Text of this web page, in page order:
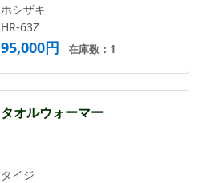
ホシザキ
HR-63Z
95,000円 在庫数：1
タオルウォーマー
タイジ